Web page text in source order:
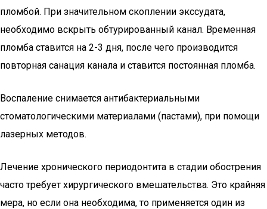
пломбой. При значительном скоплении экссудата,
необходимо вскрыть обтурированный канал. Временная
пломба ставится на 2-3 дня, после чего производится
повторная санация канала и ставится постоянная пломба.
Воспаление снимается антибактериальными
стоматологическими материалами (пастами), при помощи
лазерных методов.
Лечение хронического периодонтита в стадии обострения
часто требует хирургического вмешательства. Это крайняя
мера, но если она необходима, то применяется один из